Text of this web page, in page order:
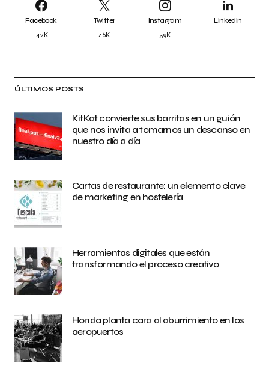
Facebook
142K
Twitter
46K
Instagram
59K
LinkedIn
ÚLTIMOS POSTS
KitKat convierte sus barritas en un guión
que nos invita a tomarnos un descanso en
nuestro día a día
Cartas de restaurante: un elemento clave
de marketing en hostelería
Herramientas digitales que están
transformando el proceso creativo
Honda planta cara al aburrimiento en los
aeropuertos